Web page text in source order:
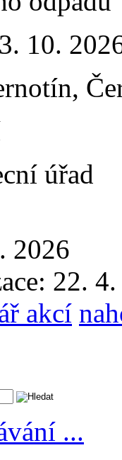
10.
úřad
2026
22.
akcí
...